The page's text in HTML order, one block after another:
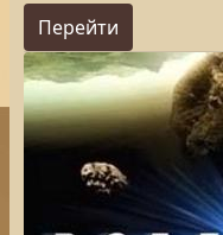
Перейти